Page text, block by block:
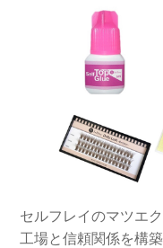
セルフレイのマツエ
工場と信頼関係を構